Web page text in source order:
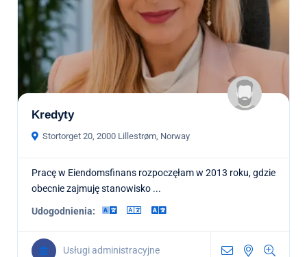
Kredyty
Stortorget 20, 2000 Lillestrøm, Norway
Pracę w Eiendomsfinans rozpoczęłam w 2013 roku, gdzie
obecnie zajmuję stanowisko ...
Udogodnienia:
Usługi administracyjne